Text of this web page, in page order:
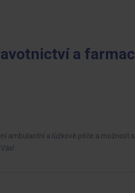
a
ambulantní a lůžkové péče a